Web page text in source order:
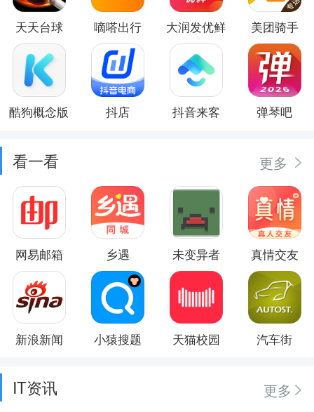
天天台球 嘀嗒出行 大润发优鲜 美团骑手
酷狗概念版 抖店 抖音来客 弹琴吧
看一看 更多
网易邮箱 乡遇 未变异者 真情交友
新浪新闻 小猿搜题 天猫校园 汽车街
IT资讯
更多